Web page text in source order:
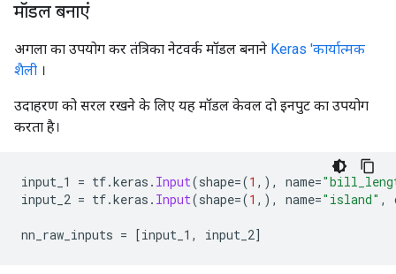
मॉडल बनाएं
अगला का उपयोग कर तंत्रिका नेटवर्क मॉडल बनाने Keras 'कार्यात्मक
शैली ।
उदाहरण को सरल रखने के लिए यह मॉडल केवल दो इनपुट का उपयोग
करता है।
input_1 = tf.keras . Input(shape=(1 ,), name=
input_2 = tf.keras . Input(shape=(1 ,), name="island" ,
nn_raw_inputs = [input_1 , input_2]